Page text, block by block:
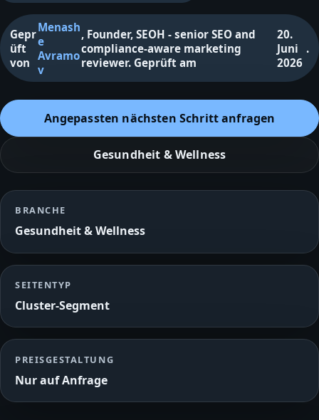
Gepr
üft
von
Menash
e
Avramo
v
, Founder, SEOH - senior SEO and
compliance-aware marketing
reviewer. Geprüft am
20.
Juni
2026
.
Angepassten nächsten Schritt anfragen
Gesundheit & Wellness
BRANCHE
Gesundheit & Wellness
SEITENTYP
Cluster‑Segment
PREISGESTALTUNG
Nur auf Anfrage